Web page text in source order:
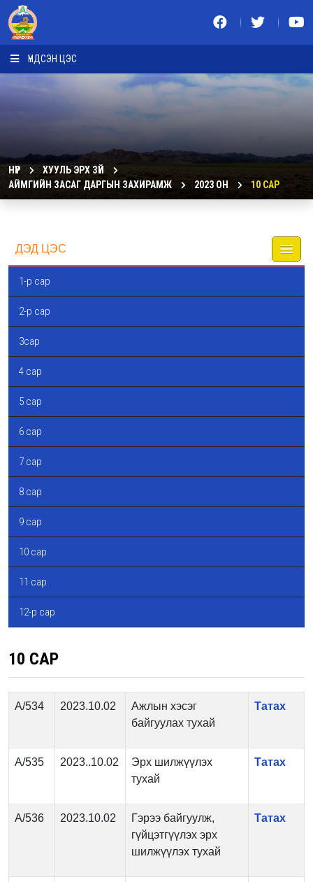
ҮНДСЭН ЦЭС
НҮҮР
ХУУЛЬ ЭРХ ЗҮЙ
АЙМГИЙН ЗАСАГ ДАРГЫН ЗАХИРАМЖ
2023 ОН 10 САР
ДЭД ЦЭС
1-р сар
2-р сар
3сар
4 сар
5 сар
6 сар
7 сар
8 сар
9 сар
10 сар
11 сар
12-р сар
10 САР
А/534 2023.10.02
Ажлын хэсэг
байгуулах тухай
Татах
А/535 2023..10.02
Эрх шилжүүлэх
тухай
Татах
А/536 2023.10.02
Гэрээ байгуулж,
гүйцэтгүүлэх эрх
шилжүүлэх тухай
Татах